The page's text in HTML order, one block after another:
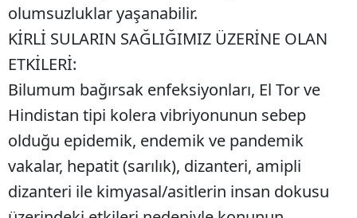
olumsuzluklar yaşanabilir.
KİRLİ SULARIN SAĞLIĞIMIZ ÜZERİNE OLAN
ETKİLERİ:
Bilumum bağırsak enfeksiyonları, El Tor ve
Hindistan tipi kolera vibriyonunun sebep
olduğu epidemik, endemik ve pandemik
vakalar, hepatit (sarılık), dizanteri, amipli
dizanteri ile kimyasal/asitlerin insan dokusu